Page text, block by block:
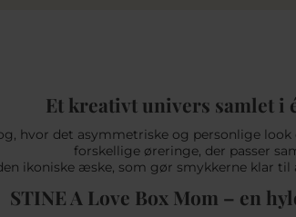
Et kreativt univers samlet i
hvor det asymmetriske og personlige
forskellige øreringe, der passer
ikoniske æske, som gør smykkerne klar
STINE A Love Box Mom – en